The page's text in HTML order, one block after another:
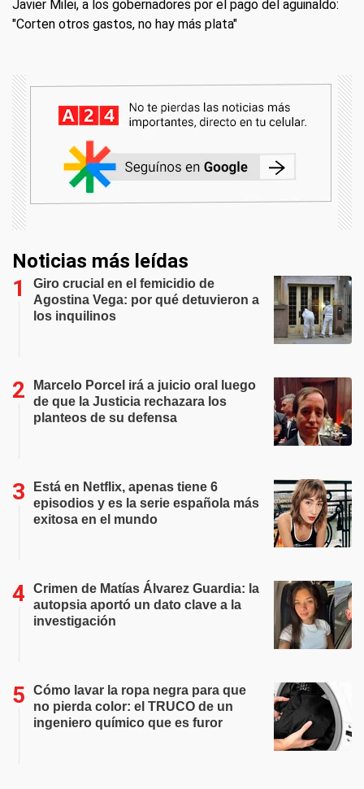
Javier Milei, a los gobernadores por el pago del aguinaldo:
"Corten otros gastos, no hay más plata"
Noticias más leídas
Giro crucial en el femicidio de
Agostina Vega: por qué detuvieron a
los inquilinos
Marcelo Porcel irá a juicio oral luego
de que la Justicia rechazara los
planteos de su defensa
Está en Netflix, apenas tiene 6
episodios y es la serie española más
exitosa en el mundo
Crimen de Matías Álvarez Guardia: la
autopsia aportó un dato clave a la
investigación
Cómo lavar la ropa negra para que
no pierda color: el TRUCO de un
ingeniero químico que es furor